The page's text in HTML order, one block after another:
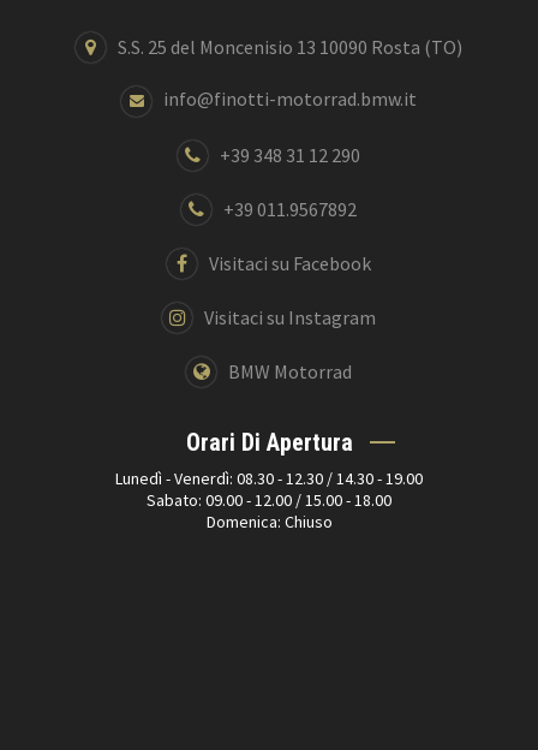
S.S. 25 del Moncenisio 13 10090 Rosta (TO)
info@finotti-motorrad.bmw.it
+39 348 31 12 290
+39 011.9567892
Visitaci su Facebook
Visitaci su Instagram
BMW Motorrad
Orari Di Apertura
Lunedì - Venerdì: 08.30 - 12.30 / 14.30 - 19.00
Sabato: 09.00 - 12.00 / 15.00 - 18.00
Domenica: Chiuso